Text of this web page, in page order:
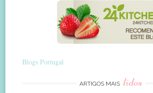
Blogs Portugal
ARTIGOS MAIS lidos